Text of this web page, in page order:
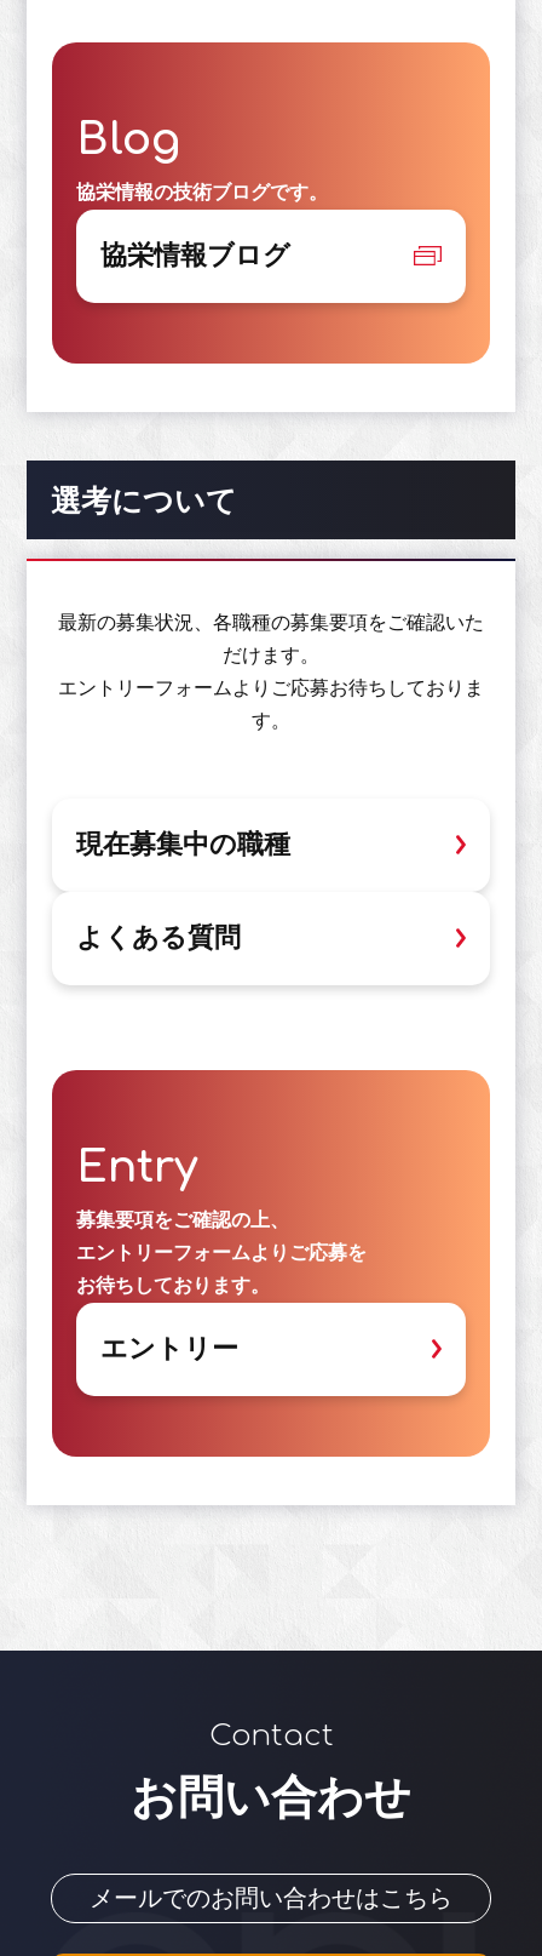
Blog
協栄情報の技術ブログです。
協栄情報ブログ
選考について
最新の募集状況、各職種の募集要項をご確認いた
だけます。
エントリーフォームよりご応募お待ちしておりま
す。
現在募集中の職種
よくある質問
Entry
募集要項をご確認の上、
エントリーフォームよりご応募を
お待ちしております。
エントリー
Contact
お問い合わせ
メールでのお問い合わせはこちら